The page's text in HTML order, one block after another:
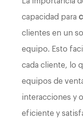
capacidad para
clientes en un
equipo. Esto
cada cliente, lo
equipos de
interacciones y
eficiente y